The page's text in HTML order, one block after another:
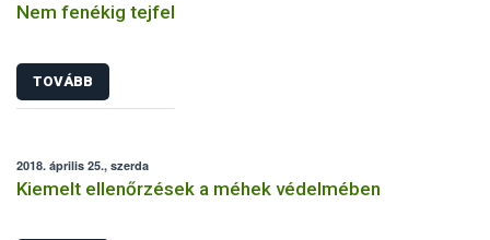
Nem fenékig tejfel
TOVÁBB
2018. április 25., szerda
Kiemelt ellenőrzések a méhek védelmében